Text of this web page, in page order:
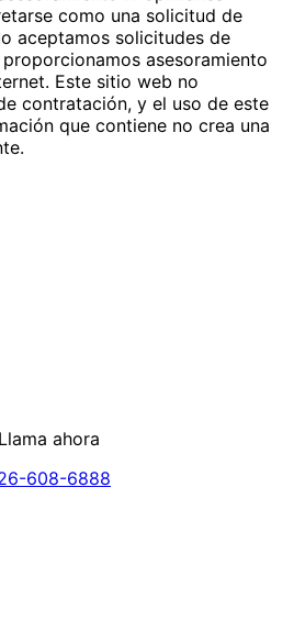
como una solicitud de
aceptamos solicitudes de
asesoramiento
Este sitio web no
contratación, y el uso de este
que contiene no crea una
Llama ahora
608-6888